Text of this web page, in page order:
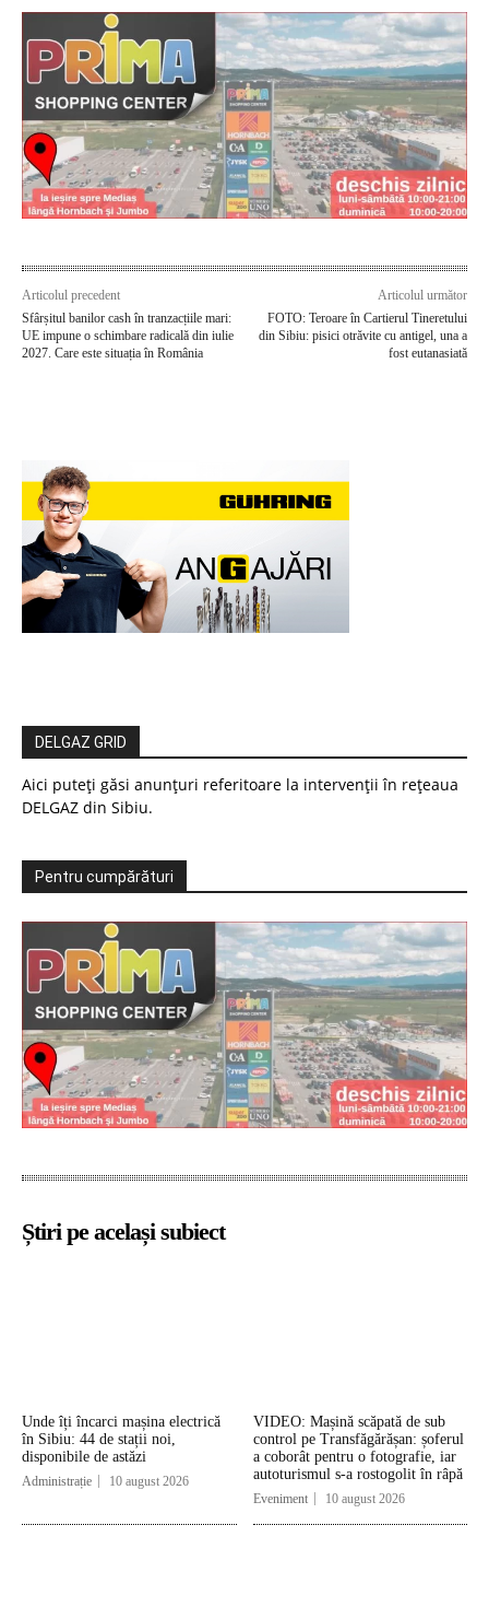
Articolul precedent
Sfârșitul banilor cash în tranzacțiile mari:
UE impune o schimbare radicală din iulie
2027. Care este situația în România
Articolul următor
FOTO: Teroare în Cartierul Tineretului
din Sibiu: pisici otrăvite cu antigel, una a
fost eutanasiată
DELGAZ GRID
Aici puteți găsi anunțuri referitoare la intervenții în rețeaua
DELGAZ din Sibiu.
Pentru cumpărături
Știri pe același subiect
Unde îți încarci mașina electrică
în Sibiu: 44 de stații noi,
disponibile de astăzi
Administrație 10 august 2026
VIDEO: Mașină scăpată de sub
control pe Transfăgărășan: șoferul
a coborât pentru o fotografie, iar
autoturismul s-a rostogolit în râpă
Eveniment 10 august 2026